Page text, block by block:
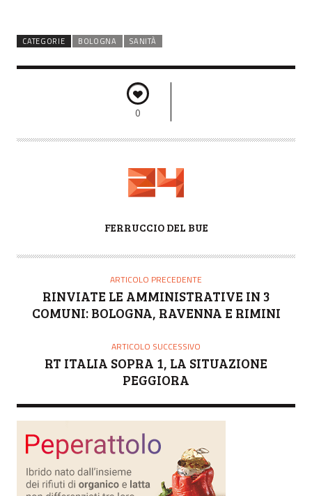
CATEGORIE BOLOGNA SANITÀ
0
T
FERRUCCIO DEL BUE
ARTICOLO PRECEDENTE
RINVIATE LE AMMINISTRATIVE IN 3
COMUNI: BOLOGNA, RAVENNA E RIMINI
ARTICOLO SUCCESSIVO
RT ITALIA SOPRA 1, LA SITUAZIONE
PEGGIORA